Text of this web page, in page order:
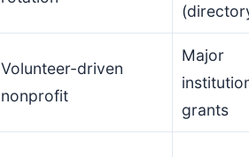
Volunteer-driven
nonprofit
Major
grants